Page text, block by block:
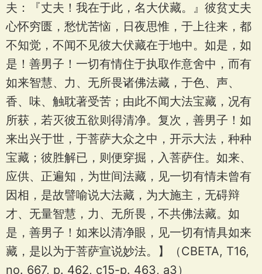
夫：『丈夫！我在于此，名大伏藏。』彼贫丈夫
心怀穷匮，愁忧苦恼，日夜思惟，于上往来，都
不知觉，不闻不见彼大伏藏在于地中。如是，如
是！善男子！一切有情住于执取作意舍中，而有
如来智慧、力、无所畏诸佛法藏，于色、声、
香、味、触耽著受苦；由此不闻大法宝藏，况有
所获，若灭彼五欲则得清净。复次，善男子！如
来出兴于世，于菩萨大众之中，开示大法，种种
宝藏；彼胜解已，则便穿掘，入菩萨住。如来、
应供、正遍知，为世间法藏，见一切有情未曾有
因相，是故譬喻说大法藏，为大施主，无碍辩
才、无量智慧，力、无所畏，不共佛法藏。如
是，善男子！如来以清净眼，见一切有情具如来
藏，是以为于菩萨宣说妙法。】（CBETA, T16,
no. 667, p. 462, c15-p. 463, a3）